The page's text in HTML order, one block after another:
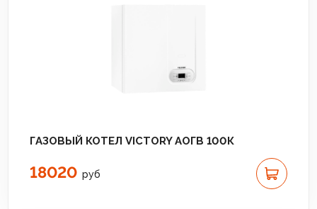
ГАЗОВЫЙ КОТЕЛ VICTORY АОГВ 100К
18020 руб